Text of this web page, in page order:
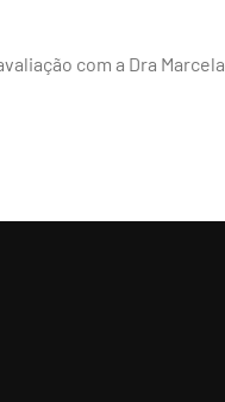
com a Dra Marcela.